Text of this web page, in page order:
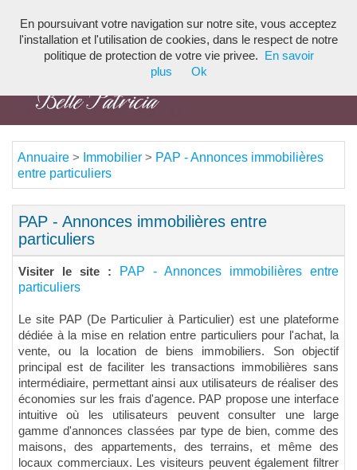
Annuaire > Immobilier > PAP - Annonces immobilières
entre particuliers
PAP - Annonces immobilières entre
particuliers
Visiter le site :
PAP - Annonces immobilières entre
particuliers
Le site PAP (De Particulier à Particulier) est une plateforme
dédiée à la mise en relation entre particuliers pour l'achat, la
vente, ou la location de biens immobiliers. Son objectif
principal est de faciliter les transactions immobilières sans
intermédiaire, permettant ainsi aux utilisateurs de réaliser des
économies sur les frais d'agence. PAP propose une interface
intuitive où les utilisateurs peuvent consulter une large
gamme d'annonces classées par type de bien, comme des
maisons, des appartements, des terrains, et même des
locaux commerciaux. Les visiteurs peuvent également filtrer
En poursuivant votre navigation sur notre site, vous acceptez
l'installation et l'utilisation de cookies, dans le respect de notre
politique de protection de votre vie privee.
En savoir
plus
Ok